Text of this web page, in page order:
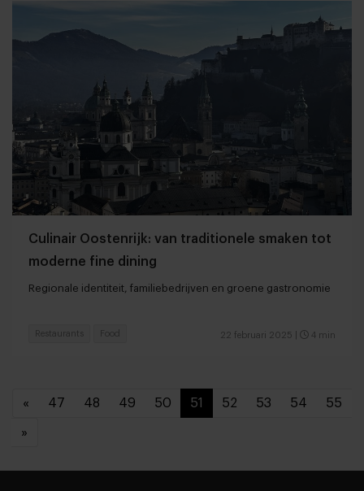
Culinair Oostenrijk: van traditionele smaken tot
moderne fine dining
Regionale identiteit, familiebedrijven en groene gastronomie
22 februari 2025 4 min
Restaurants Food
« 47 48 49 50 51 52 53 54 55
»